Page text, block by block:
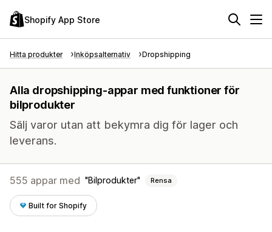
Shopify App Store
Hitta produkter Inköpsalternativ Dropshipping
Alla dropshipping-appar med funktioner för
bilprodukter
Sälj varor utan att bekymra dig för lager och
leverans.
555 appar med Bilprodukter Rensa
Built for Shopify